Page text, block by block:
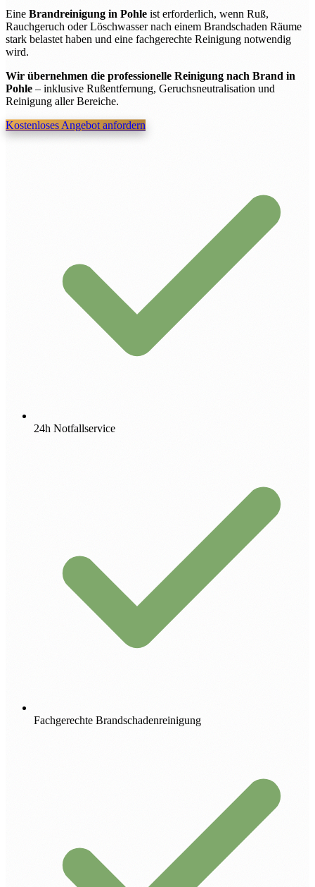
Eine Brandreinigung in Pohle ist erforderlich, wenn Ruß,
Rauchgeruch oder Löschwasser nach einem Brandschaden Räume
stark belastet haben und eine fachgerechte Reinigung notwendig
wird.
Wir übernehmen die professionelle Reinigung nach Brand in
Pohle– inklusive Rußentfernung, Geruchsneutralisation und
Reinigung aller Bereiche.
Kostenloses Angebot anfordern
24h Notfallservice
Fachgerechte Brandschadenreinigung